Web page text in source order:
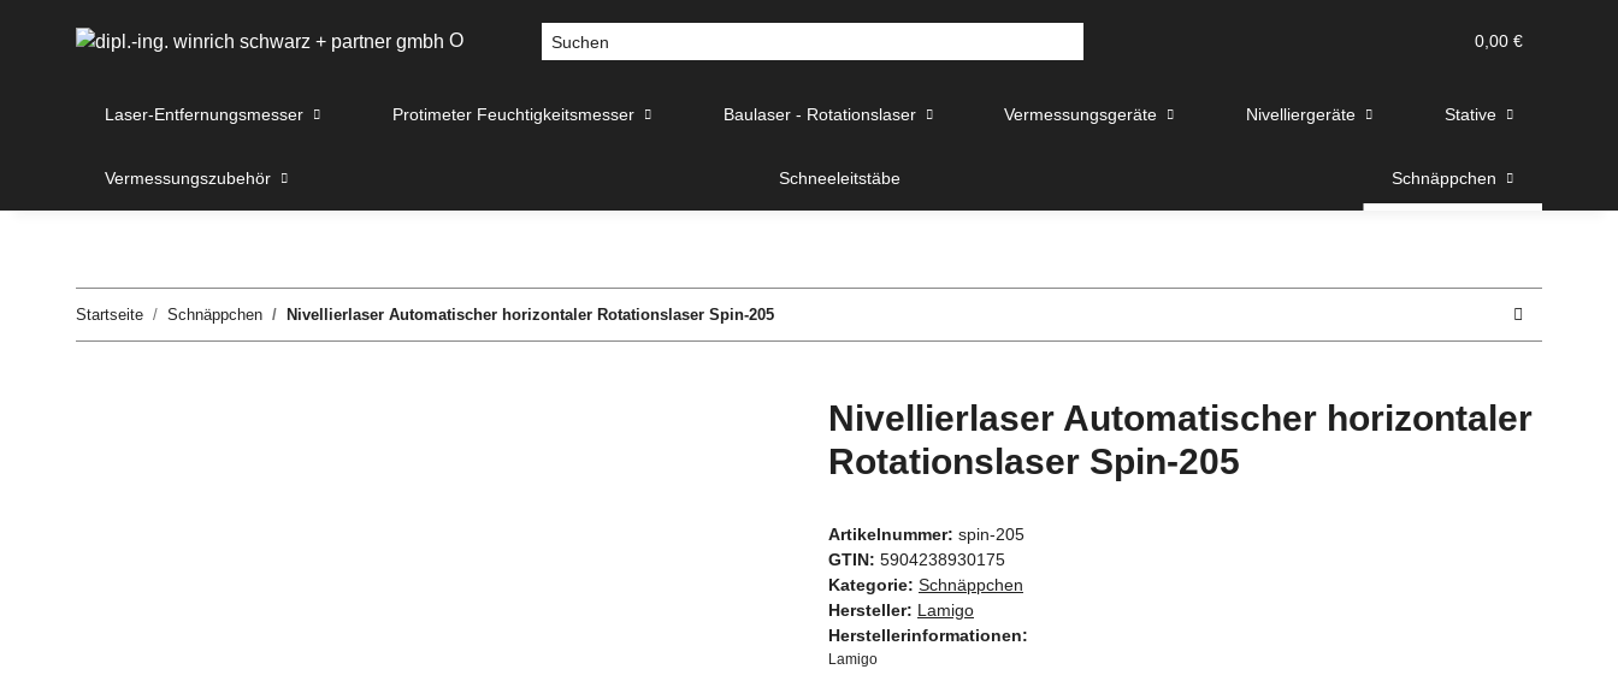
O 0,00 €
Laser-Entfernungsmesser Protimeter Feuchtigkeitsmesser Baulaser - Rotationslaser Vermessungsgeräte Nivelliergeräte Stative
Vermessungszubehör Schneeleitstäbe Schnäppchen
Startseite Schnäppchen Nivellierlaser Automatischer horizontaler Rotationslaser Spin-205
Nivellierlaser Automatischer horizontaler
Rotationslaser Spin-205
Artikelnummer: spin-205
GTIN: 5904238930175
Kategorie: Schnäppchen
Hersteller: Lamigo
Herstellerinformationen:
Lamigo